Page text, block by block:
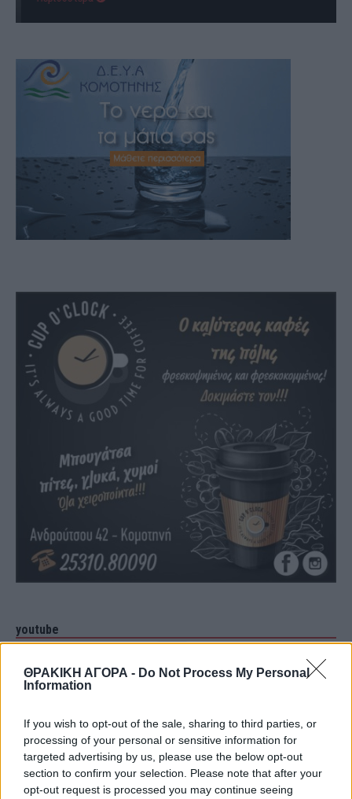
ΘΡΑΚΙΚΗ ΑΓΟΡΑ - Do Not Process My Personal
Information
If you wish to opt-out of the sale, sharing to third parties, or
processing of your personal or sensitive information for
targeted advertising by us, please use the below opt-out
section to confirm your selection. Please note that after your
opt-out request is processed you may continue seeing
youtube